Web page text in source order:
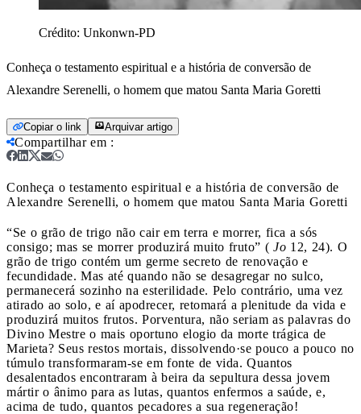
Crédito: Unkonwn-PD
Conheça o testamento espiritual e a história de conversão de
Alexandre Serenelli, o homem que matou Santa Maria Goretti
Copiar o link Arquivar artigo
Compartilhar em :
Conheça o testamento espiritual e a história de conversão de
Alexandre Serenelli, o homem que matou Santa Maria Goretti
“Se o grão de trigo não cair em terra e morrer, fica a sós
consigo; mas se morrer produzirá muito fruto” ( Jo 12, 24). O
grão de trigo contém um germe secreto de renovação e
fecundidade. Mas até quando não se desagregar no sulco,
permanecerá sozinho na esterilidade. Pelo contrário, uma vez
atirado ao solo, e aí apodrecer, retomará a plenitude da vida e
produzirá muitos frutos. Porventura, não seriam as palavras do
Divino Mestre o mais oportuno elogio da morte trágica de
Marieta? Seus restos mortais, dissolvendo·se pouco a pouco no
túmulo transformaram-se em fonte de vida. Quantos
desalentados encontraram à beira da sepultura dessa jovem
mártir o ânimo para as lutas, quantos enfermos a saúde, e,
acima de tudo, quantos pecadores a sua regeneração!